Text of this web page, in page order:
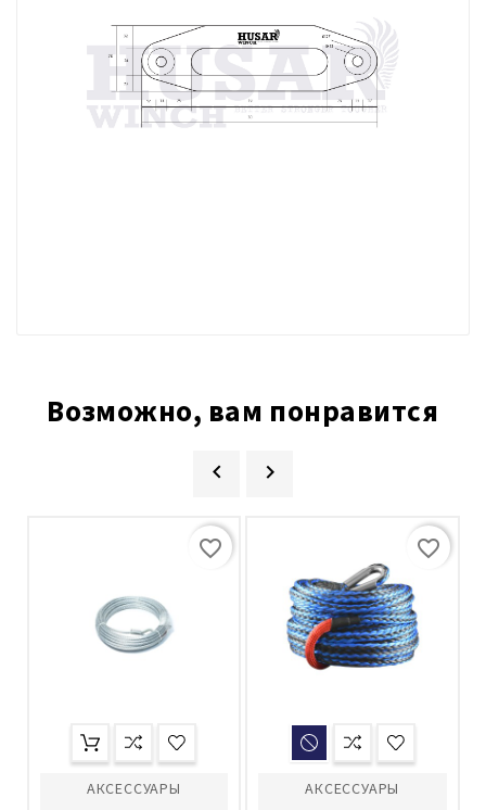
Возможно, вам понравится
 
АКСЕССУАРЫ
favorite_border
АКСЕССУАРЫ
favorite_border